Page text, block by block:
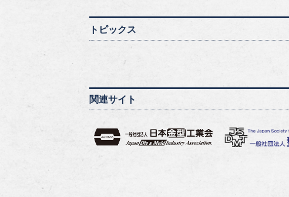
トピックス
関連サイト